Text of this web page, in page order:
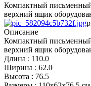
Компактный
верхний ящик
Описание
Компактный
верхний ящик
Длина : 110.0
Ширина : 62.0
Высота : 76.5